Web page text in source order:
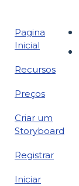
Pagina
Inicial
Recursos
Preços
Criar um
Storyboard
Registrar
Iniciar